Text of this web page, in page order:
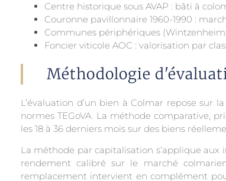
Centre historique sous AVAP : bâti à
Couronne pavillonnaire 1960-1990 :
Communes périphériques
Foncier viticole AOC : valorisation par
Méthodologie
L’évaluation d’un bien à Colmar repose sur
normes TEGoVA. La méthode comparative,
les 18 à 36 derniers mois sur des biens
La méthode par capitalisation s’applique
rendement calibré sur le marché
remplacement intervient en complément